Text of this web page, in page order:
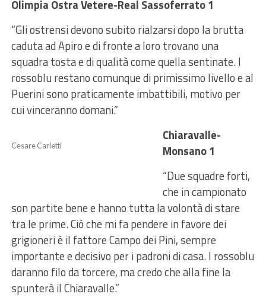
Olimpia Ostra Vetere-Real Sassoferrato 1
“Gli ostrensi devono subito rialzarsi dopo la brutta
caduta ad Apiro e di fronte a loro trovano una
squadra tosta e di qualità come quella sentinate. I
rossoblu restano comunque di primissimo livello e al
Puerini sono praticamente imbattibili, motivo per
cui vinceranno domani.”
Cesare Carletti
Chiaravalle-
Monsano 1
“Due squadre forti,
che in campionato
son partite bene e hanno tutta la volontà di stare
tra le prime. Ciò che mi fa pendere in favore dei
grigioneri è il fattore Campo dei Pini, sempre
importante e decisivo per i padroni di casa. I rossoblu
daranno filo da torcere, ma credo che alla fine la
spunterà il Chiaravalle.”